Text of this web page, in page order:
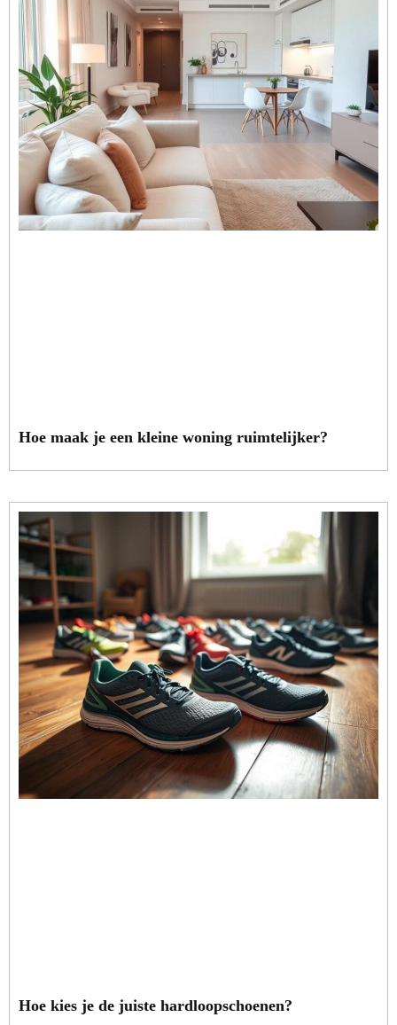
Hoe maak je een kleine woning ruimtelijker?
Hoe kies je de juiste hardloopschoenen?